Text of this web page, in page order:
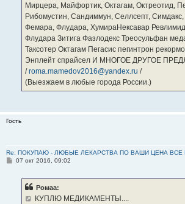
Мирцера, Майфортик, Октагам, Октреотид,
Рибомустин, Сандиммун, Селлсепт, Симдакс,
Фемара, Флудара, ХумираНексавар
Флудара Зитига Фазлодекс Треосульфан
Таксотер Октагам Пегасис пегинтрон
Энплейт спрайсел И МНОГОЕ ДРУГОЕ
/roma.mamedov2016@yandex.ru /
(Выезжаем в любые города России.)
Гость
Re: ПОКУПАЮ - ЛЮБЫЕ ЛЕКАРСТВА ПО ВАШИ ЦЕНА ВСЕ
С07 окт 2016, 09:02
Ромаа:
КУПЛЮ МЕДИКАМЕНТЫ....